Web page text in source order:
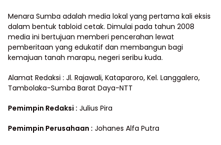
Menara Sumba adalah media lokal yang pertama kali eksis
dalam bentuk tabloid cetak. Dimulai pada tahun 2008
media ini bertujuan memberi pencerahan lewat
pemberitaan yang edukatif dan membangun bagi
kemajuan tanah marapu, negeri seribu kuda.
Alamat Redaksi : Jl. Rajawali, Kataparoro, Kel. Langgalero,
Tambolaka-Sumba Barat Daya-NTT
Pemimpin Redaksi : Julius Pira
Pemimpin Perusahaan : Johanes Alfa Putra